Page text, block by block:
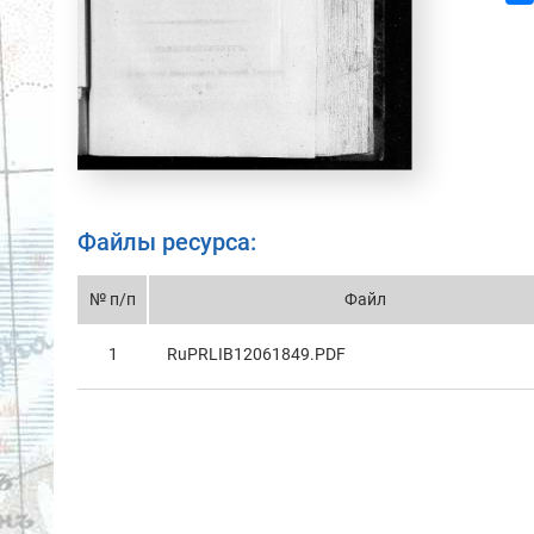
Файлы ресурса:
№ п/п Файл
1 RuPRLIB12061849.PDF